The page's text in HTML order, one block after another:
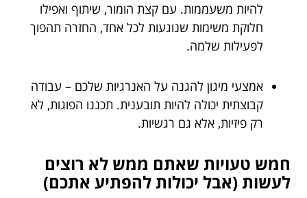
להיות משעממות. עם קצת הומור, שיתוף ואפילו
חלוקת משימות שנוגעות לכל אחד, החזרה תהפוך
לפעילות שלמה.
אמצעי מיגון להגנה על האנרגיות שלכם – עבודה
קבוצתית יכולה להיות תובענית. תכננו הפוגות, לא
רק פיזיות, אלא גם רגשיות.
חמש טעויות שאתם ממש לא רוצים
לעשות (אבל יכולות להפתיע אתכם)